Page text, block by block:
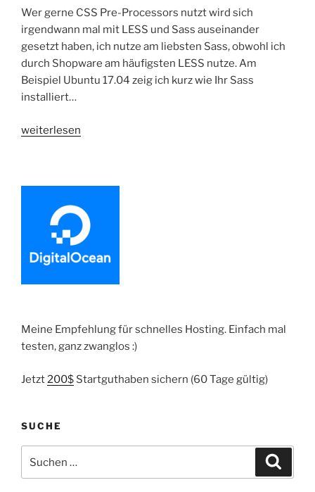
Wer gerne CSS Pre-Processors nutzt wird sich
irgendwann mal mit LESS und Sass auseinander
gesetzt haben, ich nutze am liebsten Sass, obwohl ich
durch Shopware am häufigsten LESS nutze. Am
Beispiel Ubuntu 17.04 zeig ich kurz wie Ihr Sass
installiert…
„Sass
weiterlesen
Meine Empfehlung für schnelles Hosting. Einfach mal
testen, ganz zwanglos :)
Jetzt 200$ Startguthaben sichern (60 Tage gültig)
SUCHE
nach: